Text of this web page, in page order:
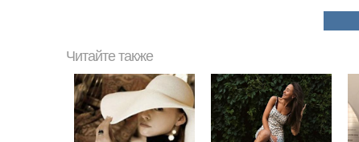
Читайте также